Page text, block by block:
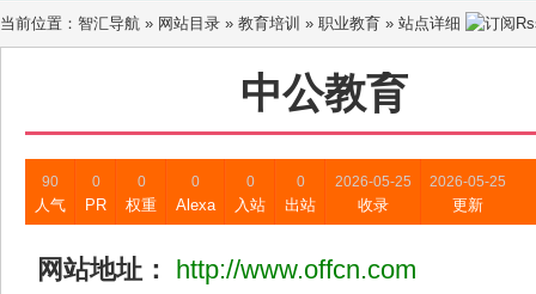
当前位置： 智汇导航 » 网站目录 » 教育培训 » 职业教育 » 站点详细
中公教育
90
人气
0
PR
0
权重
0
Alexa
0
入站
0
出站
2026-05-25
收录
2026-05-25
更新
网站地址：
http://www.offcn.com